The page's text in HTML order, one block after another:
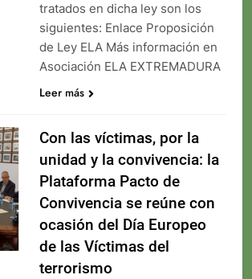
tratados en dicha ley son los
siguientes: Enlace Proposición
de Ley ELA Más información en
Asociación ELA EXTREMADURA
Leer más
Con las víctimas, por la
unidad y la convivencia: la
Plataforma Pacto de
Convivencia se reúne con
ocasión del Día Europeo
de las Víctimas del
terrorismo